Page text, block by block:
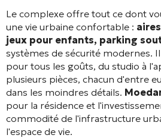
Le complexe offre tout ce dont
une vie urbaine confortable :
jeux pour enfants, parking
systèmes de sécurité modernes.
pour tous les goûts, du studio à
plusieurs pièces, chacun d'entre
dans les moindres détails.
pour la résidence et
commodité de l'infrastructure
l'espace de vie.